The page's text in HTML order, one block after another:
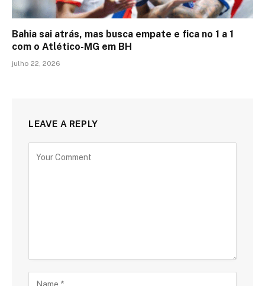
Bahia sai atrás, mas busca empate e fica no 1 a 1
com o Atlético-MG em BH
julho 22, 2026
LEAVE A REPLY